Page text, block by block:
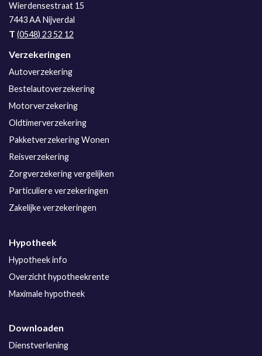
Wierdensestraat 15
7443 AANijverdal
T (0548) 23 52 12
Verzekeringen
Autoverzekering
Bestelautoverzekering
Motorverzekering
Oldtimerverzekering
Pakketverzekering Wonen
Reisverzekering
Zorgverzekering vergelijken
Particuliere verzekeringen
Zakelijke verzekeringen
Hypotheek
Hypotheek info
Overzicht hypotheekrente
Maximale hypotheek
Downloaden
Dienstverlening